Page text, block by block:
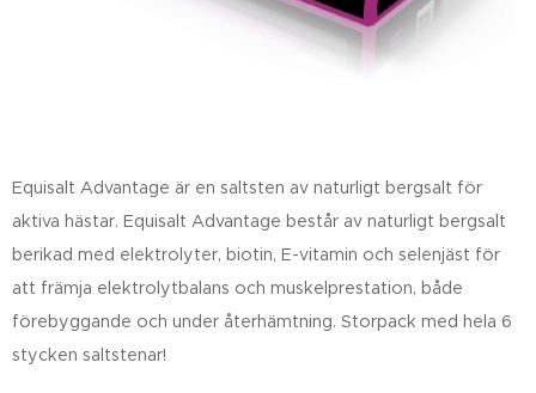
Equisalt Advantage är en saltsten av naturligt bergsalt för
aktiva hästar. Equisalt Advantage består av naturligt bergsalt
berikad med elektrolyter, biotin, E-vitamin och selenjäst för
att främja elektrolytbalans och muskelprestation, både
förebyggande och under återhämtning. Storpack med hela 6
stycken saltstenar!